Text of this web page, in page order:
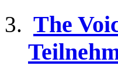
The